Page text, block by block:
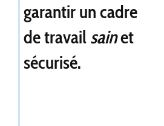
garantir un cadre
de travailsainet
sécurisé.